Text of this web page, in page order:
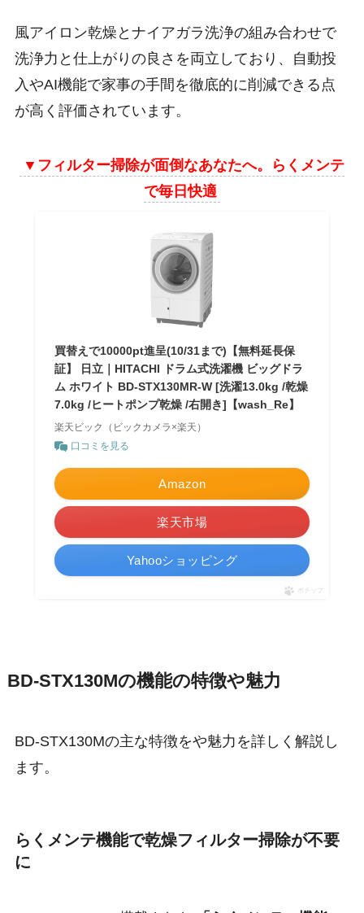
風アイロン乾燥とナイアガラ洗浄の組み合わせで
洗浄力と仕上がりの良さを両立しており、自動投
入やAI機能で家事の手間を徹底的に削減できる点
が高く評価されています。
▼ フィルター掃除が面倒なあなたへ。らくメンテ
で毎日快適
買替えで10000pt進呈(10/31まで)【無料延長保
証】 日立｜HITACHI ドラム式洗濯機 ビッグドラ
ム ホワイト BD-STX130MR-W [洗濯13.0kg /乾燥
7.0kg /ヒートポンプ乾燥 /右開き]【wash_Re】
楽天ビック（ビックカメラ×楽天）
口コミを見る
Amazon
楽天市場
Yahooショッピング
ポチップ
BD-STX130Mの機能の特徴や魅力
BD-STX130Mの主な特徴をや魅力を詳しく解説し
ます。
らくメンテ機能で乾燥フィルター掃除が不要
に